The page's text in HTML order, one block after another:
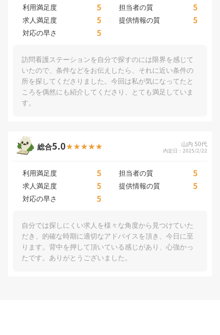
利用満足度 5 担当者の質 5
求人満足度 5 提供情報の質 5
対応の早さ 5
訪問看護ステーションを自分で探すのには限界を感じて
いたので、条件などをお伝えしたら、それに近い条件の
所を探してくださりました。今回は私が気になってたと
ころを偶然にも紹介してくださり、とても満足していま
す。
総合5.0 山内 50代
内定日：2025/2/22
利用満足度 5 担当者の質 5
求人満足度 5 提供情報の質 5
対応の早さ 5
自分では探しにくい求人を様々な角度から見つけていた
だき、的確な時期に適切なアドバイスを頂き、今日に至
ります。背中を押して頂いている感じがあり、心強かっ
たです。ありがとうございました。